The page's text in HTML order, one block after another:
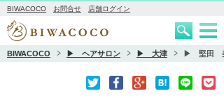
BIWACOCO お問合せ 店舗ログイン
BIWACOCO ▶ ヘアサロン ▶ 大津 ▶ 堅田 美